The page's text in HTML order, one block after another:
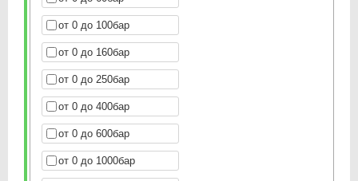
от 0 до 100бар
от 0 до 160бар
от 0 до 250бар
от 0 до 400бар
от 0 до 600бар
от 0 до 1000бар